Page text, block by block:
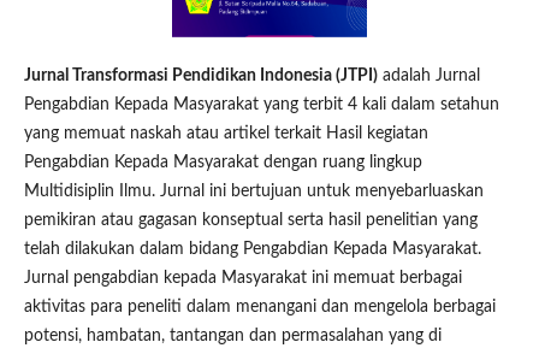
Jurnal Transformasi Pendidikan Indonesia (JTPI)adalah Jurnal
Pengabdian Kepada Masyarakat yang terbit 4 kali dalam setahun
yang memuat naskah atau artikel terkait Hasil kegiatan
Pengabdian Kepada Masyarakat dengan ruang lingkup
Multidisiplin Ilmu. Jurnal ini bertujuan untuk menyebarluaskan
pemikiran atau gagasan konseptual serta hasil penelitian yang
telah dilakukan dalam bidang Pengabdian Kepada Masyarakat.
Jurnal pengabdian kepada Masyarakat ini memuat berbagai
aktivitas para peneliti dalam menangani dan mengelola berbagai
potensi, hambatan, tantangan dan permasalahan yang di